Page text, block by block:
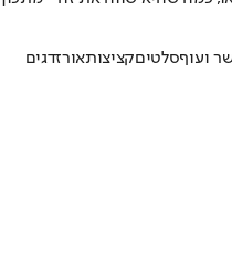
ועוףסלטיםקציצותאורזדגים